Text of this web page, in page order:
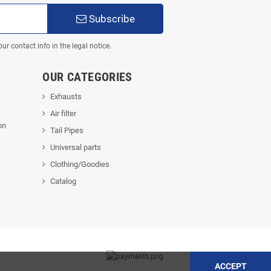
Subscribe
contact info in the legal notice.
OUR CATEGORIES
Exhausts
Air filter
Tail Pipes
Universal parts
Clothing/Goodies
Catalog
ACCEPT